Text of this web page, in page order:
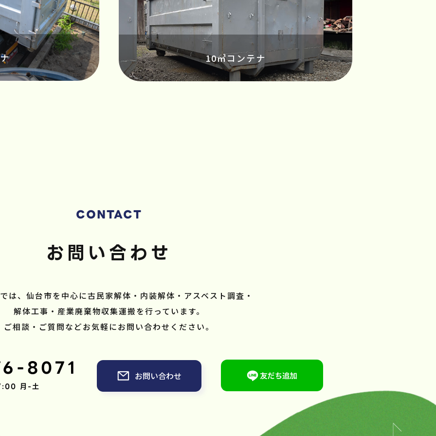
10㎥コンテナ
CONTACT
お問い合わせ
は、仙台市を中心に古民家解体・内装解体・アスベスト調査・
解体工事・産業廃棄物収集運搬を行っています。
ご相談・ご質問などお気軽にお問い合わせください。
8071
月-土
お問い合わせ